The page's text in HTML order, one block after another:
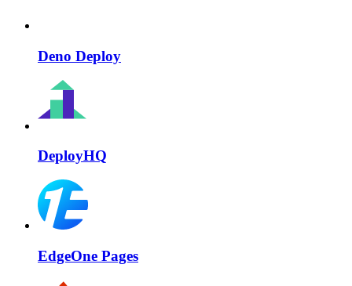
Deno Deploy
DeployHQ
EdgeOne Pages